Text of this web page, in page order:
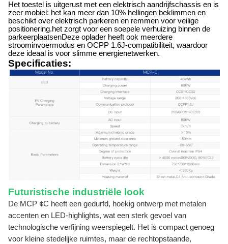
Het toestel is uitgerust met een elektrisch aandrijfschassis en is
zeer mobiel: het kan meer dan 10% hellingen beklimmen en
beschikt over elektrisch parkeren en remmen voor veilige
positionering.het zorgt voor een soepele verhuizing binnen de
parkeerplaatsenDeze oplader heeft ook meerdere
stroominvoermodus en OCPP 1.6J-compatibiliteit, waardoor
deze ideaal is voor slimme energienetwerken.
Specificaties:
Futuristische industriële look
De MCP ¢C heeft een gedurfd, hoekig ontwerp met metalen
accenten en LED-highlights, wat een sterk gevoel van
technologische verfijning weerspiegelt. Het is compact genoeg
voor kleine stedelijke ruimtes, maar de rechtopstaande,